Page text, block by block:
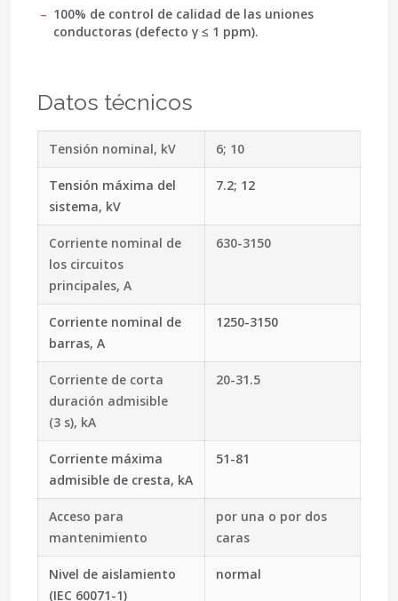
100% de control de calidad de las uniones
conductoras (defecto γ ≤ 1 ppm).
Datos técnicos
Tensión nominal, kV 6; 10
Tensión máxima del
sistema, kV
7.2; 12
Corriente nominal de
los circuitos
principales, A
630-3150
Corriente nominal de
barras, A
1250-3150
Corriente de corta
duración admisible
(3 s), kA
20-31.5
Corriente máxima
admisible de cresta, kA
51-81
Acceso para
mantenimiento
por una o por dos
caras
Nivel de aislamiento
(IEC 60071-1)
normal